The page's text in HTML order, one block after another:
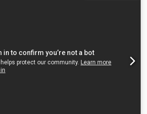
Praktikum / Stufe: Stage V /
Produktionsland: USA Zustand CE-
Bobcat T76 mit neuem HD-Grader 96 /